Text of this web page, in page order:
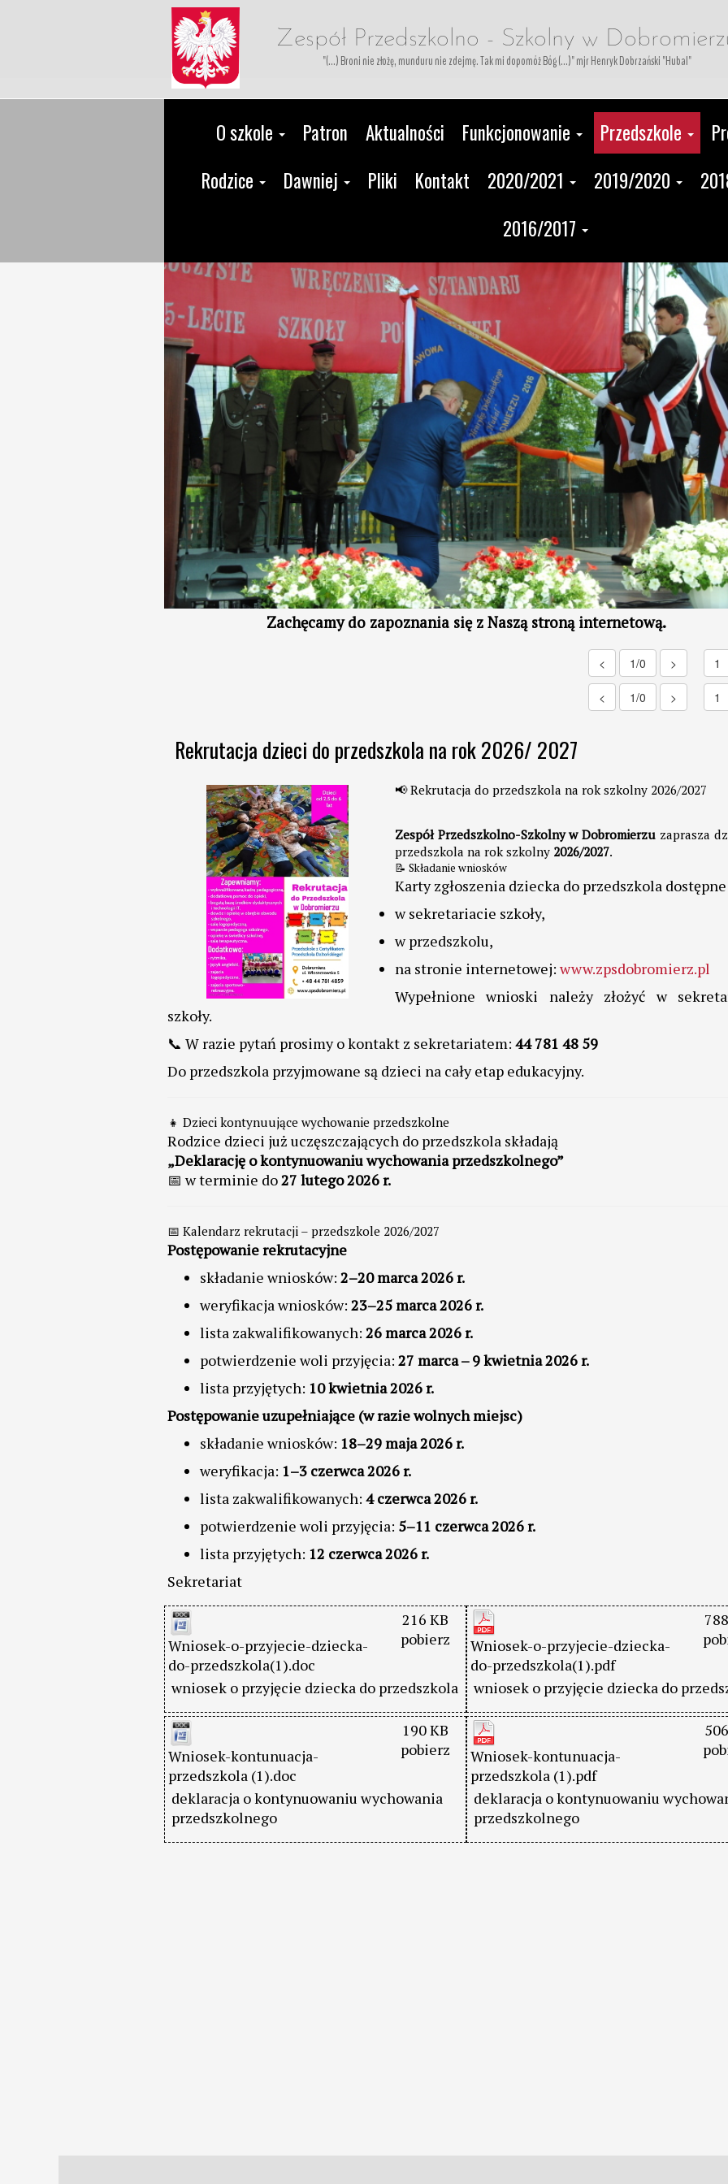
Zespół Przedszkolno - Szkolny w
"(...) Broni nie złożę, munduru nie zdejmę. Tak mi dopomóż Bóg (...)" mjr Henryk Dobrzański "Hubal"
O szkole Patron Aktualności Funkcjonowanie Przedszkole
Rodzice
Dawniej Pliki Kontakt 2020/2021 2019/2020
2016/2017
Zachęcamy do zapoznania się z Naszą stroną internetową.
< 1/0 > 1
< 1/0 > 1
Rekrutacja dzieci do przedszkola na rok 2026/ 2027
📢 Rekrutacja do przedszkola na rok szkolny 2026/2027
Zespół Przedszkolno-Szkolny w Dobromierzu zaprasza
przedszkola na rok szkolny 2026/2027.
📝 Składanie wniosków
Karty zgłoszenia dziecka do przedszkola dostępne
w sekretariacie szkoły,
w przedszkolu,
na stronie internetowej: www.zpsdobromierz.pl
Wypełnione wnioski należy złożyć w
szkoły.
📞 W razie pytań prosimy o kontakt z sekretariatem: 44 781 48 59
Do przedszkola przyjmowane są dzieci na cały etap edukacyjny.
👧 Dzieci kontynuujące wychowanie przedszkolne
Rodzice dzieci już uczęszczających do przedszkola składają
„Deklarację o kontynuowaniu wychowania przedszkolnego”
📅 w terminie do27 lutego 2026 r.
📅 Kalendarz rekrutacji – przedszkole 2026/2027
Postępowanie rekrutacyjne
składanie wniosków: 2–20 marca 2026 r.
weryfikacja wniosków: 23–25 marca 2026 r.
lista zakwalifikowanych: 26 marca 2026 r.
potwierdzenie woli przyjęcia: 27 marca – 9 kwietnia 2026 r.
lista przyjętych: 10 kwietnia 2026 r.
Postępowanie uzupełniające (w razie wolnych miejsc)
składanie wniosków: 18–29 maja 2026 r.
weryfikacja: 1–3 czerwca 2026 r.
lista zakwalifikowanych: 4 czerwca 2026 r.
potwierdzenie woli przyjęcia: 5–11 czerwca 2026 r.
lista przyjętych: 12 czerwca 2026 r.
Sekretariat
Wniosek-o-przyjecie-dziecka-
do-przedszkola(1).doc
216 KB
pobierz
wniosek o przyjęcie dziecka do przedszkola
Wniosek-kontunuacja-
przedszkola (1).doc
190 KB
pobierz
deklaracja o kontynuowaniu wychowania
przedszkolnego
Wniosek-o-przyjecie-dziecka-
do-przedszkola(1).pdf
wniosek o przyjęcie dziecka do
Wniosek-kontunuacja-
przedszkola (1).pdf
deklaracja o kontynuowaniu
przedszkolnego
Akademia